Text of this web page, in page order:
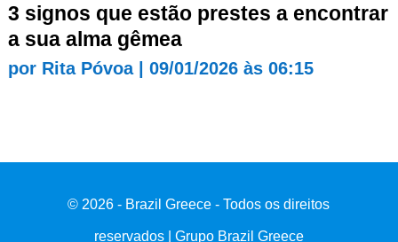
3 signos que estão prestes a encontrar
a sua alma gêmea
por Rita Póvoa| 09/01/2026 às 06:15
© 2026 - Brazil Greece - Todos os direitos
reservados | Grupo Brazil Greece